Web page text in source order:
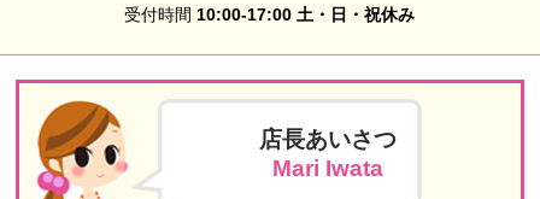
受付時間 10:00-17:00 土・日・祝休み
店長あいさつ
Mari Iwata